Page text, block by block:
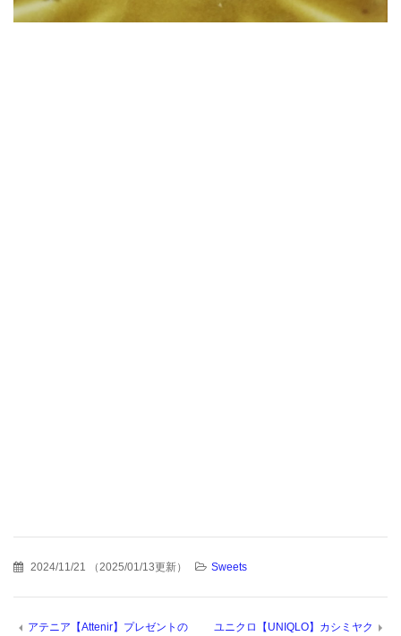
2024/11/21 （2025/01/13更新） Sweets
アテニア【Attenir】プレゼントの
ユニクロ【UNIQLO】カシミヤク